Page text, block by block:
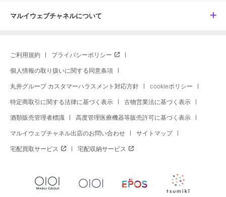
マルイウェブチャネルについて
ご利用規約 プライバシーポリシー
個人情報の取り扱いに関する同意条項
丸井グループ カスタマーハラスメント対応方針 cookieポリシー
特定商取引に関する法律に基づく表示 古物営業法に基づく表示
酒類販売管理者標識 高度管理医療機器等販売許可に基づく表示
マルイウェブチャネル出店のお問い合わせ サイトマップ
宅配買取サービス 宅配収納サービス